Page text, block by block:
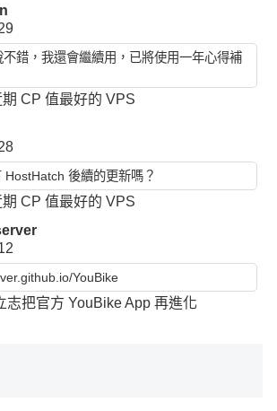
錯，我還會繼續用，已將使用一年心得補
CP 值最好的 VPS
HostHatch 後續的更新嗎？
CP 值最好的 VPS
YouBike
志把官方 YouBike App 再進化